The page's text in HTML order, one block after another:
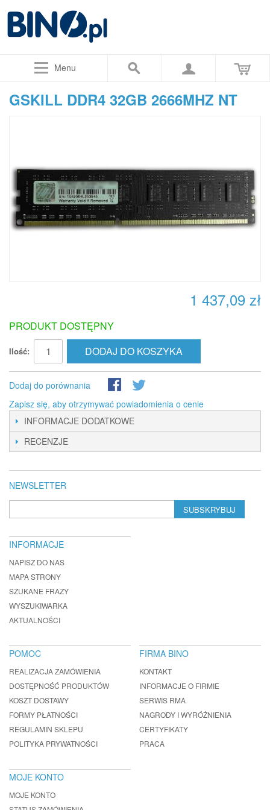
Menu
GSKILL DDR4 32GB 2666MHZ NT
1 437,09 zł
PRODUKT DOSTĘPNY
Ilość: DODAJ DO KOSZYKA
Dodaj do porównania
Zapisz się, aby otrzymywać powiadomienia o cenie
INFORMACJE DODATKOWE
RECENZJE
NEWSLETTER
SUBSKRYBUJ
INFORMACJE
NAPISZ DO NAS
MAPA STRONY
SZUKANE FRAZY
WYSZUKIWARKA
AKTUALNOŚCI
POMOC
REALIZACJA ZAMÓWIENIA
DOSTĘPNOŚĆ PRODUKTÓW
KOSZT DOSTAWY
FORMY PŁATNOŚCI
REGULAMIN SKLEPU
POLITYKA PRYWATNOŚCI
FIRMA BINO
KONTAKT
INFORMACJE O FIRMIE
SERWIS RMA
NAGRODY I WYRÓŻNIENIA
CERTYFIKATY
PRACA
MOJE KONTO
MOJE KONTO